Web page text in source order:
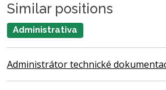
Similar positions
Administrativa
Administrátor technické